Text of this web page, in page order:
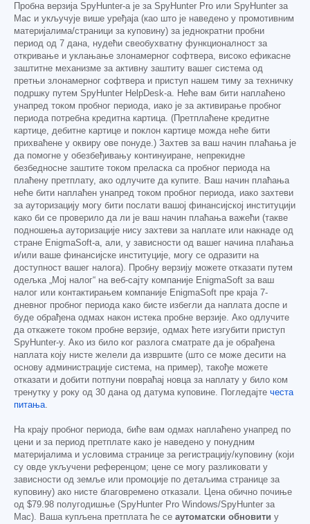
Пробна верзија SpyHunter-а је за SpyHunter Pro или SpyHunter за
Mac и укључује више уређаја (као што је наведено у промотивним
материјалима/страници за куповину) за једнократни пробни
период од 7 дана, нудећи свеобухватну функционалност за
откривање и уклањање злонамерног софтвера, високо ефикасне
заштитне механизме за активну заштиту вашег система од
претњи злонамерног софтвера и приступ нашем тиму за техничку
подршку путем SpyHunter HelpDesk-а. Неће вам бити наплаћено
унапред током пробног периода, иако је за активирање пробног
периода потребна кредитна картица. (Претплаћене кредитне
картице, дебитне картице и поклон картице можда неће бити
прихваћене у оквиру ове понуде.) Захтев за ваш начин плаћања је
да помогне у обезбеђивању континуиране, непрекидне
безбедносне заштите током преласка са пробног периода на
плаћену претплату, ако одлучите да купите. Ваш начин плаћања
неће бити наплаћен унапред током пробног периода, иако захтеви
за ауторизацију могу бити послати вашој финансијској институцији
како би се проверило да ли је ваш начин плаћања важећи (такве
подношења ауторизације нису захтеви за наплате или накнаде од
стране EnigmaSoft-а, али, у зависности од вашег начина плаћања
и/или ваше финансијске институције, могу се одразити на
доступност вашег налога). Пробну верзију можете отказати путем
одељка „Мој налог“ на веб-сајту компаније EnigmaSoft за ваш
налог или контактирањем компаније EnigmaSoft пре краја 7-
дневног пробног периода како бисте избегли да наплата доспе и
буде обрађена одмах након истека пробне верзије. Ако одлучите
да откажете током пробне верзије, одмах ћете изгубити приступ
SpyHunter-у. Ако из било ког разлога сматрате да је обрађена
наплата коју нисте желели да извршите (што се може десити на
основу администрације система, на пример), такође можете
отказати и добити потпуни повраћај новца за наплату у било ком
тренутку у року од 30 дана од датума куповине. Погледајте честа
питања.
На крају пробног периода, биће вам одмах наплаћено унапред по
цени и за период претплате како је наведено у понудним
материјалима и условима странице за регистрацију/куповину (који
су овде укључени референцом; цене се могу разликовати у
зависности од земље или промоције по детаљима странице за
куповину) ако нисте благовремено отказали. Цена обично почиње
од $79.98 полугодишње (SpyHunter Pro Windows/SpyHunter за
Mac). Ваша купљена претплата ће се аутоматски обновити у